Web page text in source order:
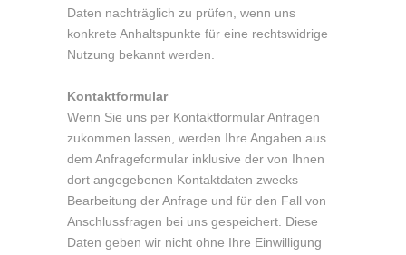
Daten nachträglich zu prüfen, wenn uns
konkrete Anhaltspunkte für eine rechtswidrige
Nutzung bekannt werden.
Kontaktformular
Wenn Sie uns per Kontaktformular Anfragen
zukommen lassen, werden Ihre Angaben aus
dem Anfrageformular inklusive der von Ihnen
dort angegebenen Kontaktdaten zwecks
Bearbeitung der Anfrage und für den Fall von
Anschlussfragen bei uns gespeichert. Diese
Daten geben wir nicht ohne Ihre Einwilligung